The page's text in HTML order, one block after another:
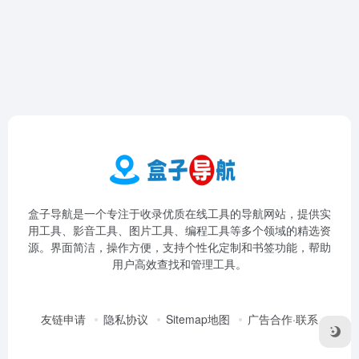
盒子导航是一个专注于收录优质在线工具的导航网站，提供实
用工具、影音工具、图片工具、编程工具等多个领域的精选资
源。界面简洁，操作方便，支持个性化定制和书签功能，帮助
用户高效查找和管理工具。
友链申请 隐私协议 Sitemap地图 广告合作·联系